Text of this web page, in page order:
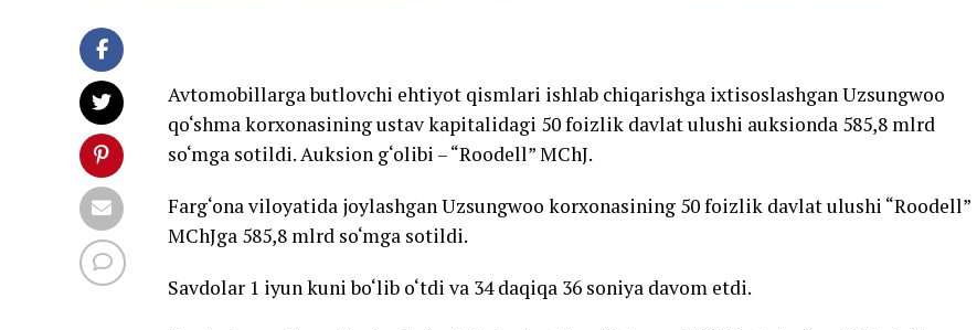
Avtomobillarga butlovchi ehtiyot qismlari ishlab chiqarishga ixtisoslashgan Uzsungwoo
qo‘shma korxonasining ustav kapitalidagi 50 foizlik davlat ulushi auksionda 585,8 mlrd
so‘mga sotildi. Auksion g‘olibi – “Roodell” MChJ.
Farg‘ona viloyatida joylashgan Uzsungwoo korxonasining 50 foizlik davlat ulushi “Roodell”
MChJga 585,8 mlrd so‘mga sotildi.
Savdolar 1 iyun kuni bo‘lib o‘tdi va 34 daqiqa 36 soniya davom etdi.